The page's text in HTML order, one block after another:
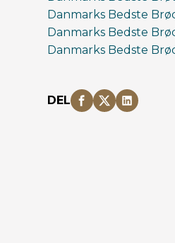
Danmarks Bedste
Danmarks Bedste
Danmarks Bedste
DEL